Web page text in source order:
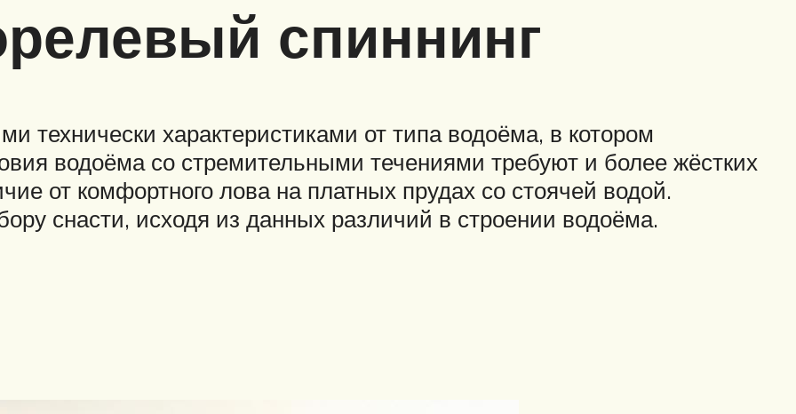
спиннинг
технически характеристиками от типа водоёма, в котором
водоёма со стремительными течениями требуют и более жёстких
от комфортного лова на платных прудах со стоячей водой.
снасти, исходя из данных различий в строении водоёма.